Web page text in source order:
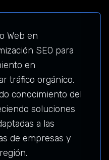
Web en
SEO para
en
tráfico orgánico.
conocimiento del
soluciones
a las
de empresas y